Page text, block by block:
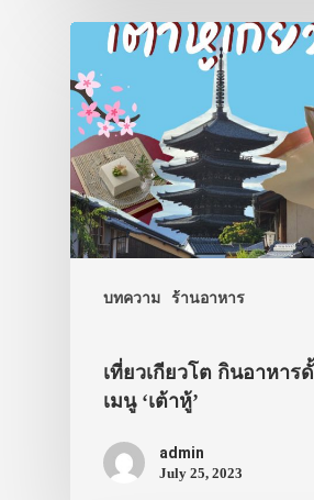
บทความ ร้านอาหาร
เที่ยวเกียวโต กินอาหาร
เมนู ‘เต้าหู้’
admin
July 25, 2023